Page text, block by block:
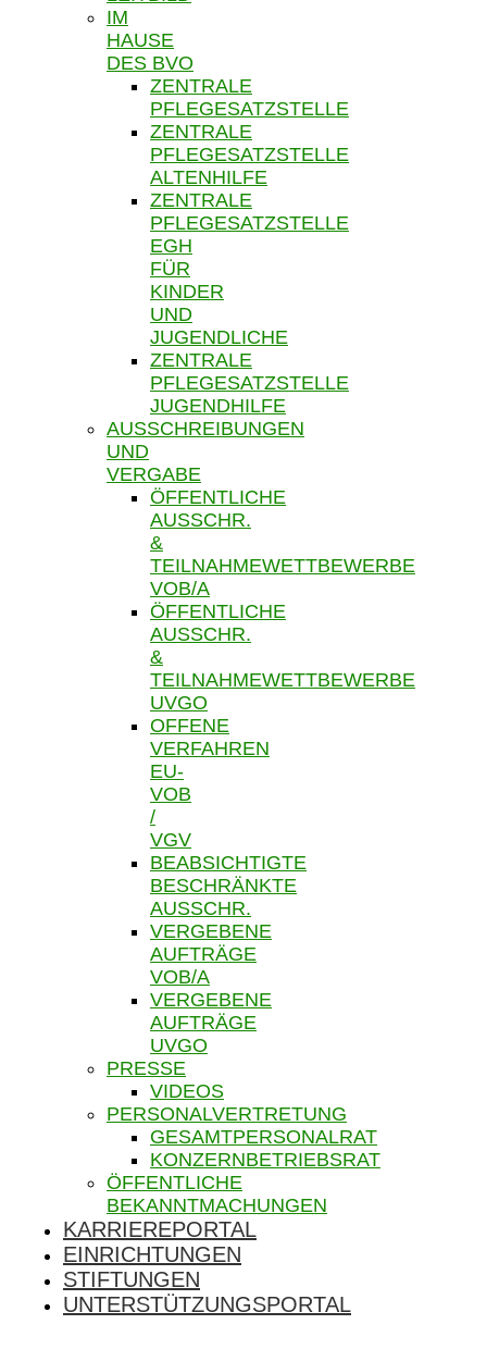
IM
HAUSE
DES BVO
ZENTRALE
PFLEGESATZSTELLE
ZENTRALE
PFLEGESATZSTELLE
ALTENHILFE
ZENTRALE
PFLEGESATZSTELLE
EGH
FÜR
KINDER
UND
JUGENDLICHE
ZENTRALE
PFLEGESATZSTELLE
JUGENDHILFE
AUSSCHREIBUNGEN
UND
VERGABE
ÖFFENTLICHE
AUSSCHR.
&
TEILNAHMEWETTBEWERBE
VOB/A
ÖFFENTLICHE
AUSSCHR.
&
TEILNAHMEWETTBEWERBE
UVGO
OFFENE
VERFAHREN
EU-
VOB
/
VGV
BEABSICHTIGTE
BESCHRÄNKTE
AUSSCHR.
VERGEBENE
AUFTRÄGE
VOB/A
VERGEBENE
AUFTRÄGE
UVGO
PRESSE
VIDEOS
PERSONALVERTRETUNG
GESAMTPERSONALRAT
KONZERNBETRIEBSRAT
ÖFFENTLICHE
BEKANNTMACHUNGEN
KARRIEREPORTAL
EINRICHTUNGEN
STIFTUNGEN
UNTERSTÜTZUNGSPORTAL